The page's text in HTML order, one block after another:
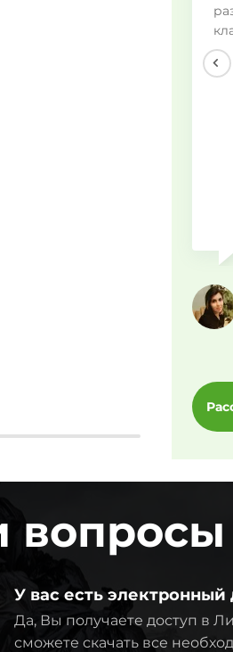
вопросы
У вас есть
Да, Вы получаете доступ в
сможете скачать все